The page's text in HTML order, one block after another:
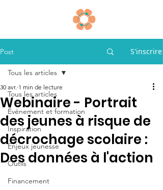
Post S'inscrire
Tous les articles
Événement et formation
Inspiration
Enjeux jeunesse
Outils
Financement
Tous les articles
Webinaire - Portrait
des jeunes à risque de
décrochage scolaire :
Des données à l'action
30 avr. 1 min de lecture